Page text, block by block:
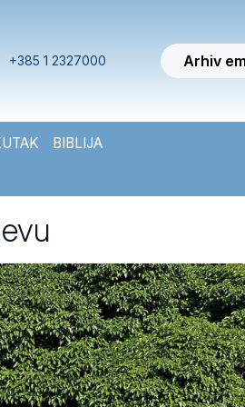
+385 1 2327000 Arhiv
BIBLIJA